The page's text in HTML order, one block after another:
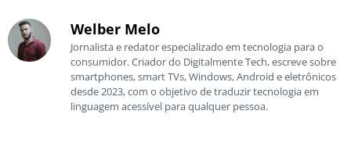
Welber Melo
Jornalista e redator especializado em tecnologia para o
consumidor. Criador do Digitalmente Tech, escreve sobre
smartphones, smart TVs, Windows, Android e eletrônicos
desde 2023, com o objetivo de traduzir tecnologia em
linguagem acessível para qualquer pessoa.